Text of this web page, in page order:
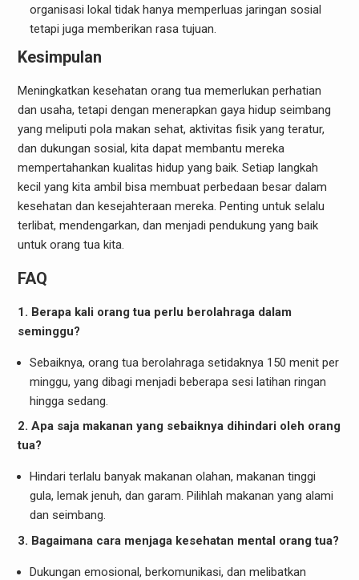
organisasi lokal tidak hanya memperluas jaringan sosial
tetapi juga memberikan rasa tujuan.
Kesimpulan
Meningkatkan kesehatan orang tua memerlukan perhatian
dan usaha, tetapi dengan menerapkan gaya hidup seimbang
yang meliputi pola makan sehat, aktivitas fisik yang teratur,
dan dukungan sosial, kita dapat membantu mereka
mempertahankan kualitas hidup yang baik. Setiap langkah
kecil yang kita ambil bisa membuat perbedaan besar dalam
kesehatan dan kesejahteraan mereka. Penting untuk selalu
terlibat, mendengarkan, dan menjadi pendukung yang baik
untuk orang tua kita.
FAQ
1. Berapa kali orang tua perlu berolahraga dalam
seminggu?
Sebaiknya, orang tua berolahraga setidaknya 150 menit per
minggu, yang dibagi menjadi beberapa sesi latihan ringan
hingga sedang.
2. Apa saja makanan yang sebaiknya dihindari oleh orang
tua?
Hindari terlalu banyak makanan olahan, makanan tinggi
gula, lemak jenuh, dan garam. Pilihlah makanan yang alami
dan seimbang.
3. Bagaimana cara menjaga kesehatan mental orang tua?
Dukungan emosional, berkomunikasi, dan melibatkan